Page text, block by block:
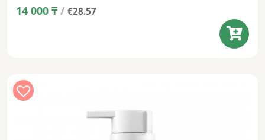
14 000 ₸ / €28.57